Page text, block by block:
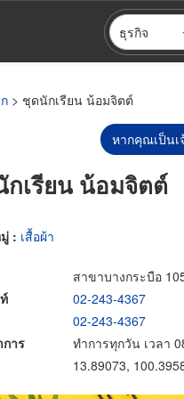
ธุรกิจ
> ชุดนักเรียน น้อมจิตต์
หากคุณเป็นเ
เรียน น้อมจิตต์
: เสื้อผ้า
สาขาบางกระบือ
02-243-4367
02-243-4367
การ
ทำการทุกวัน เวลา
13.89073,